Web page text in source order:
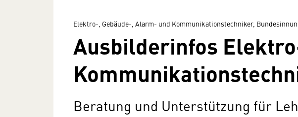
Elektro-, Gebäude-, Alarm- und Kommunikationstechniker,
Ausbilderinfos
Beratung und Unterstützung für